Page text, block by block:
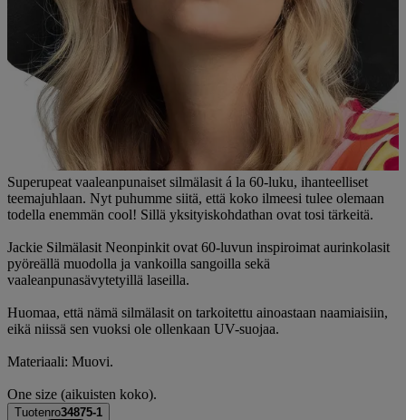
Superupeat vaaleanpunaiset silmälasit á la 60-luku, ihanteelliset
teemajuhlaan. Nyt puhumme siitä, että koko ilmeesi tulee olemaan
todella enemmän cool! Sillä yksityiskohdathan ovat tosi tärkeitä.
Jackie Silmälasit Neonpinkit ovat 60-luvun inspiroimat aurinkolasit
pyöreällä muodolla ja vankoilla sangoilla sekä
vaaleanpunasävytetyillä laseilla.
Huomaa, että nämä silmälasit on tarkoitettu ainoastaan naamiaisiin,
eikä niissä sen vuoksi ole ollenkaan UV-suojaa.
Materiaali: Muovi.
One size (aikuisten koko).
Tuotenro34875-1